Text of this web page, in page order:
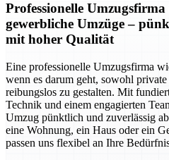
Professionelle
gewerbliche Umzüge –
mit hoher Qualität
Eine professionelle Umzugsfirma
wenn es darum geht, sowohl
reibungslos zu gestalten. Mit
Technik und einem engagierten
Umzug pünktlich und zuverlässig
eine Wohnung, ein Haus oder ein
passen uns flexibel an Ihre